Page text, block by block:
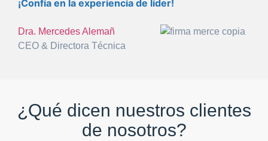
¡Confía en la experiencia de líder!
Dra. Mercedes Alemañ
CEO & Directora Técnica
¿Qué dicen nuestros clientes
de nosotros?